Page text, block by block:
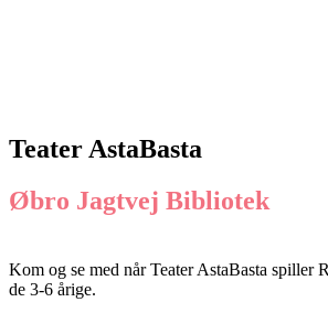
Teater AstaBasta
Øbro Jagtvej Bibliotek
Kom og se med når Teater AstaBasta spiller
de 3-6 årige.